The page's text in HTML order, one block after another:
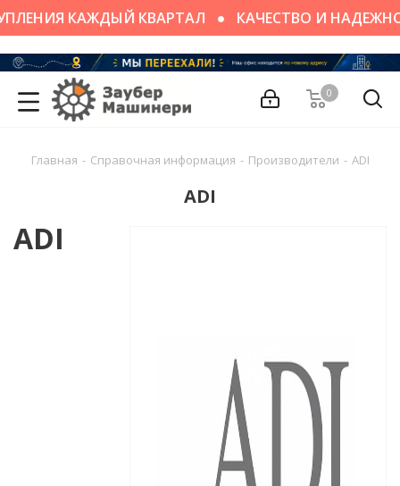
КАЖДЫЙ КВАРТАЛ КАЧЕСТВО И
0
Главная - Справочная информация - Производители - ADI
ADI
ADI